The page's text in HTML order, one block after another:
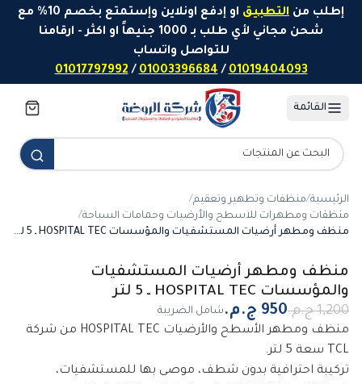
تخطَّ إلى المحتوى
إطلب من التطبيق
او إدفع اونلاين وإستمتع بخصم 10% مع
شحن مجاني لأي طلب بـ 1000 جنيهاً او اكثر - ارقامنا
للتواصل واتساب
01019404093
/
01003396684
/
01017797992
القائمة
الرئيسية/منظفات وتطهير وتعقيم/
منظفات ومطهرات للاسطح والأرضيات وحمامات السباحة/
منظف ومطهر أرضيات المستشفيات والمؤسسات HOSPITAL TEC ـ 5 لتر
منظف ومطهر أرضيات المستشفيات
والمؤسسات HOSPITAL TEC ـ 5 لتر
شامل الضريبة
منظف ومطهر الأسطح والأرضيات HOSPITAL TEC من شركة
TCL سعة 5 لتر.
تركيبة احترافية بدون شطف، موصى بها للمستشفيات،